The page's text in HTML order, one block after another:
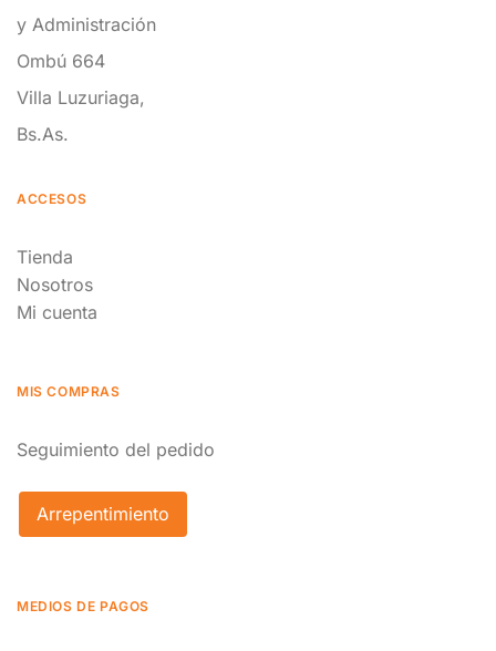
y Administración
Ombú 664
Villa Luzuriaga,
Bs.As.
ACCESOS
Tienda
Nosotros
Mi cuenta
MIS COMPRAS
Seguimiento del pedido
Arrepentimiento
MEDIOS DE PAGOS